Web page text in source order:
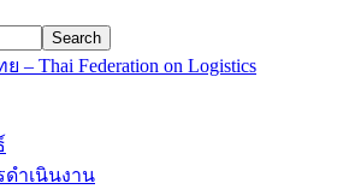
Thai Federation on Logistics
ดำเนินงาน